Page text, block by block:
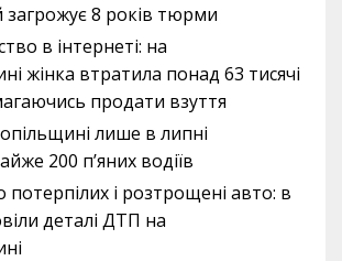
загрожує 8 років тюрми
в інтернеті: на
жінка втратила понад 63 тисячі
продати взуття
лише в липні
200 п’яних водіїв
і розтрощені авто: в
деталі ДТП на